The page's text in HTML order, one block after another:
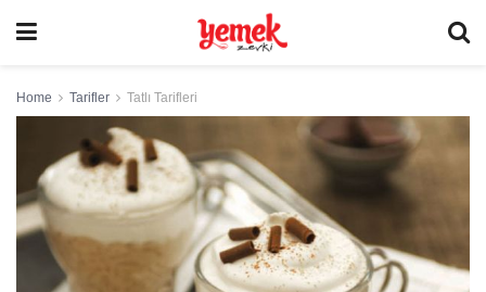
Home Tarifler Tatlı Tarifleri